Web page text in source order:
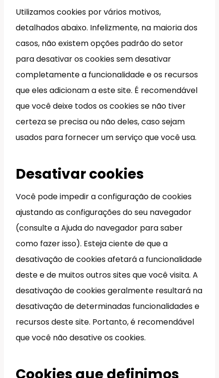
Utilizamos cookies por vários motivos,
detalhados abaixo. Infelizmente, na maioria dos
casos, não existem opções padrão do setor
para desativar os cookies sem desativar
completamente a funcionalidade e os recursos
que eles adicionam a este site. É recomendável
que você deixe todos os cookies se não tiver
certeza se precisa ou não deles, caso sejam
usados para fornecer um serviço que você usa.
Desativar cookies
Você pode impedir a configuração de cookies
ajustando as configurações do seu navegador
(consulte a Ajuda do navegador para saber
como fazer isso). Esteja ciente de que a
desativação de cookies afetará a funcionalidade
deste e de muitos outros sites que você visita. A
desativação de cookies geralmente resultará na
desativação de determinadas funcionalidades e
recursos deste site. Portanto, é recomendável
que você não desative os cookies.